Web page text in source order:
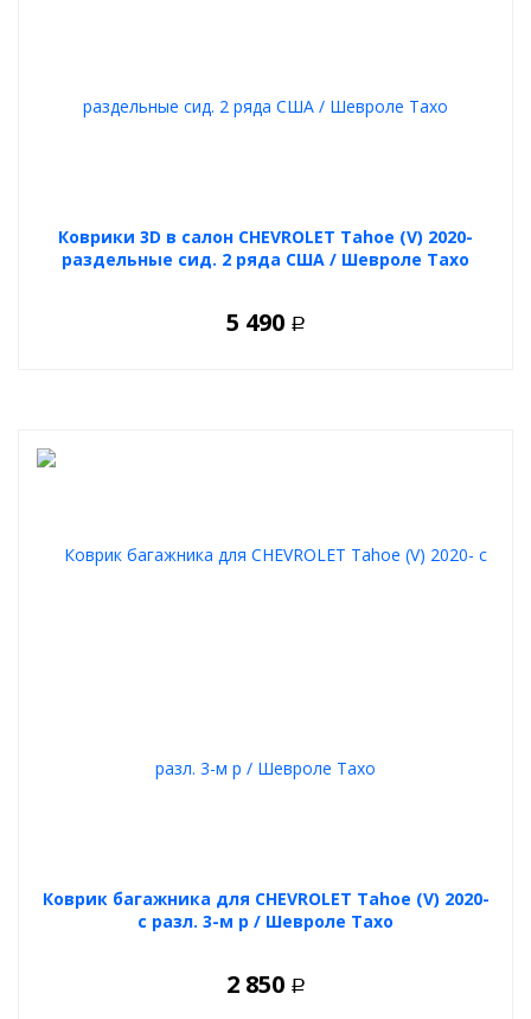
Коврики 3D в салон CHEVROLET Tahoe (V) 2020-
раздельные сид. 2 ряда США / Шевроле Тахо
5 490 Р
Коврик багажника для CHEVROLET Tahoe (V) 2020-
с разл. 3-м р / Шевроле Тахо
2 850 Р